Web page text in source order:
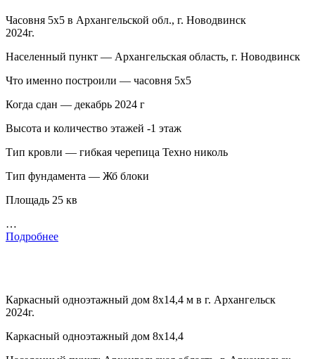
Часовня 5х5 в Архангельской обл., г. Новодвинск
2024г.
Населенный пункт — Архангельская область, г. Новодвинск
Что именно построили — часовня 5х5
Когда сдан — декабрь 2024 г
Высота и количество этажей -1 этаж
Тип кровли — гибкая черепица Техно николь
Тип фундамента — Жб блоки
Площадь 25 кв
…
Подробнее
Каркасный одноэтажный дом 8х14,4 м в г. Архангельск
2024г.
Каркасный одноэтажный дом 8х14,4